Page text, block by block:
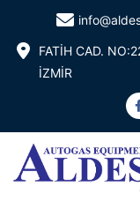
FATİH CAD.
İZMİR